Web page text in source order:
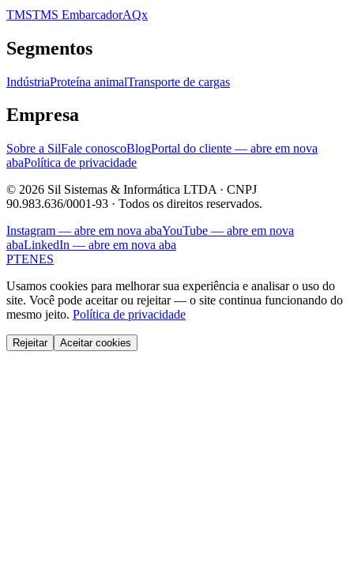
TMSTMS EmbarcadorAQx
Segmentos
IndústriaProteína animalTransporte de cargas
Empresa
Sobre a SilFale conoscoBlogPortal do cliente — abre em nova
abaPolítica de privacidade
© 2026 Sil Sistemas & Informática LTDA · CNPJ
90.983.636/0001-93 · Todos os direitos reservados.
Instagram — abre em nova abaYouTube — abre em nova
abaLinkedIn — abre em nova aba
PTENES
Usamos cookies para melhorar sua experiência e analisar o uso do
site. Você pode aceitar ou rejeitar — o site continua funcionando do
mesmo jeito. Política de privacidade
Rejeitar Aceitar cookies